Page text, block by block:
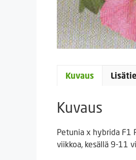
Kuvaus
Kuvaus
Petunia x hybrida F1
viikkoa, kesällä 9-11